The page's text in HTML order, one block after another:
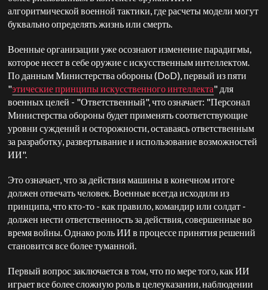
алгоритмической военной тактики, где расчеты модели могут
буквально определять жизнь или смерть.
Военные организации уже осознают изменение парадигмы,
которое несет в себе оружие с искусственным интеллектом.
По данным Министерства обороны (DoD), первый из пяти
"этические принципы искусственного интеллекта" для
военных целей - "Ответственный", что означает: "Персонал
Министерства обороны будет применять соответствующие
уровни суждений и осторожности, оставаясь ответственным
за разработку, развертывание и использование возможностей
ИИ".
Это означает, что за действия машины в конечном итоге
должен отвечать человек. Военные всегда исходили из
принципа, что кто-то - как правило, командир или солдат -
должен нести ответственность за действия, совершенные во
время войны. Однако роль ИИ в процессе принятия решений
становится все более туманной.
Первый вопрос заключается в том, что по мере того, как ИИ
играет все более сложную роль в целеуказании, наблюдении